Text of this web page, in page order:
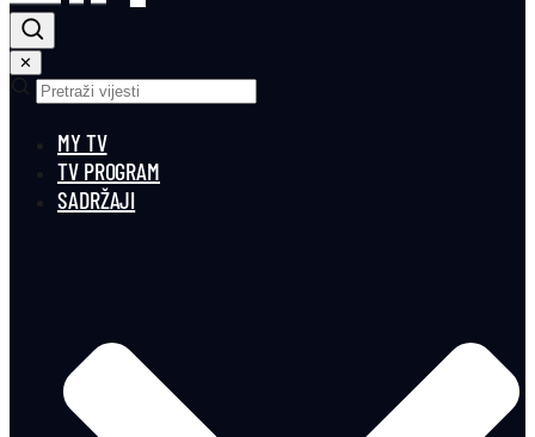
✕
MY TV
TV PROGRAM
SADRŽAJI